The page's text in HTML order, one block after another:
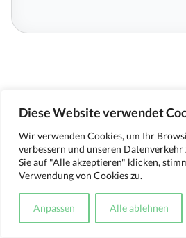
Diese Website verwendet
Wir verwenden Cookies, um Ihr
verbessern und unseren Datenverkehr
Sie auf "Alle akzeptieren" klicken,
Verwendung von Cookies zu.
Anpassen Alle ablehnen
Kontakt Impressum